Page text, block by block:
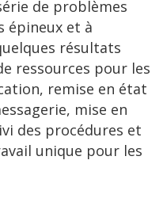
de problèmes
épineux et à
résultats
ressources pour les
remise en état
mise en
des procédures et
unique pour les